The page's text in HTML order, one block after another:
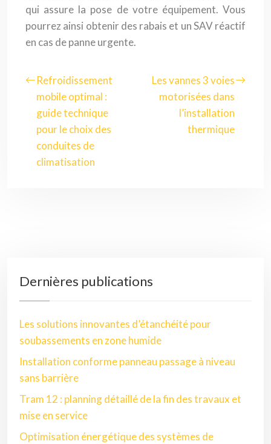
qui assure la pose de votre équipement. Vous
pourrez ainsi obtenir des rabais et un SAV réactif
en cas de panne urgente.
Refroidissement
mobile optimal :
guide technique
pour le choix des
conduites de
climatisation
Les vannes 3 voies
motorisées dans
l’installation
thermique
Dernières publications
Les solutions innovantes d’étanchéité pour
soubassements en zone humide
Installation conforme panneau passage à niveau
sans barrière
Tram 12 : planning détaillé de la fin des travaux et
mise en service
Optimisation énergétique des systèmes de